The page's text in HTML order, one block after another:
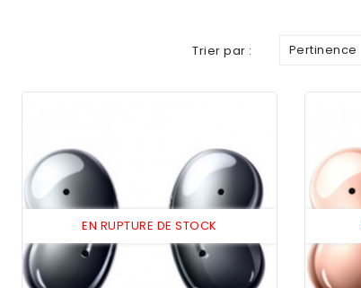
Trier par : Pertinence
EN RUPTURE DE STOCK